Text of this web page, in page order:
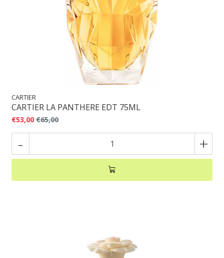
CARTIER
CARTIER LA PANTHERE EDT 75ML
€53,00 €65,00
- +